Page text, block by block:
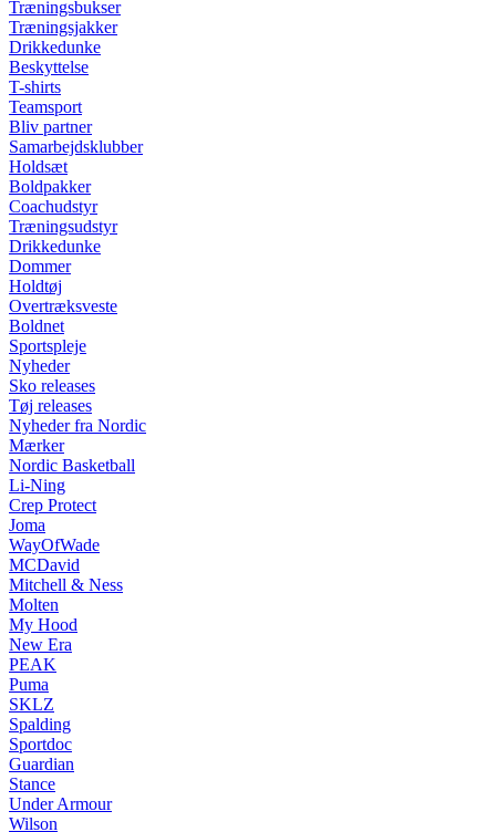
Træningsbukser
Træningsjakker
Drikkedunke
Beskyttelse
T-shirts
Teamsport
Bliv partner
Samarbejdsklubber
Holdsæt
Boldpakker
Coachudstyr
Træningsudstyr
Drikkedunke
Dommer
Holdtøj
Overtræksveste
Boldnet
Sportspleje
Nyheder
Sko releases
Tøj releases
Nyheder fra Nordic
Mærker
Nordic Basketball
Li-Ning
Crep Protect
Joma
WayOfWade
MCDavid
Mitchell & Ness
Molten
My Hood
New Era
PEAK
Puma
SKLZ
Spalding
Sportdoc
Guardian
Stance
Under Armour
Wilson